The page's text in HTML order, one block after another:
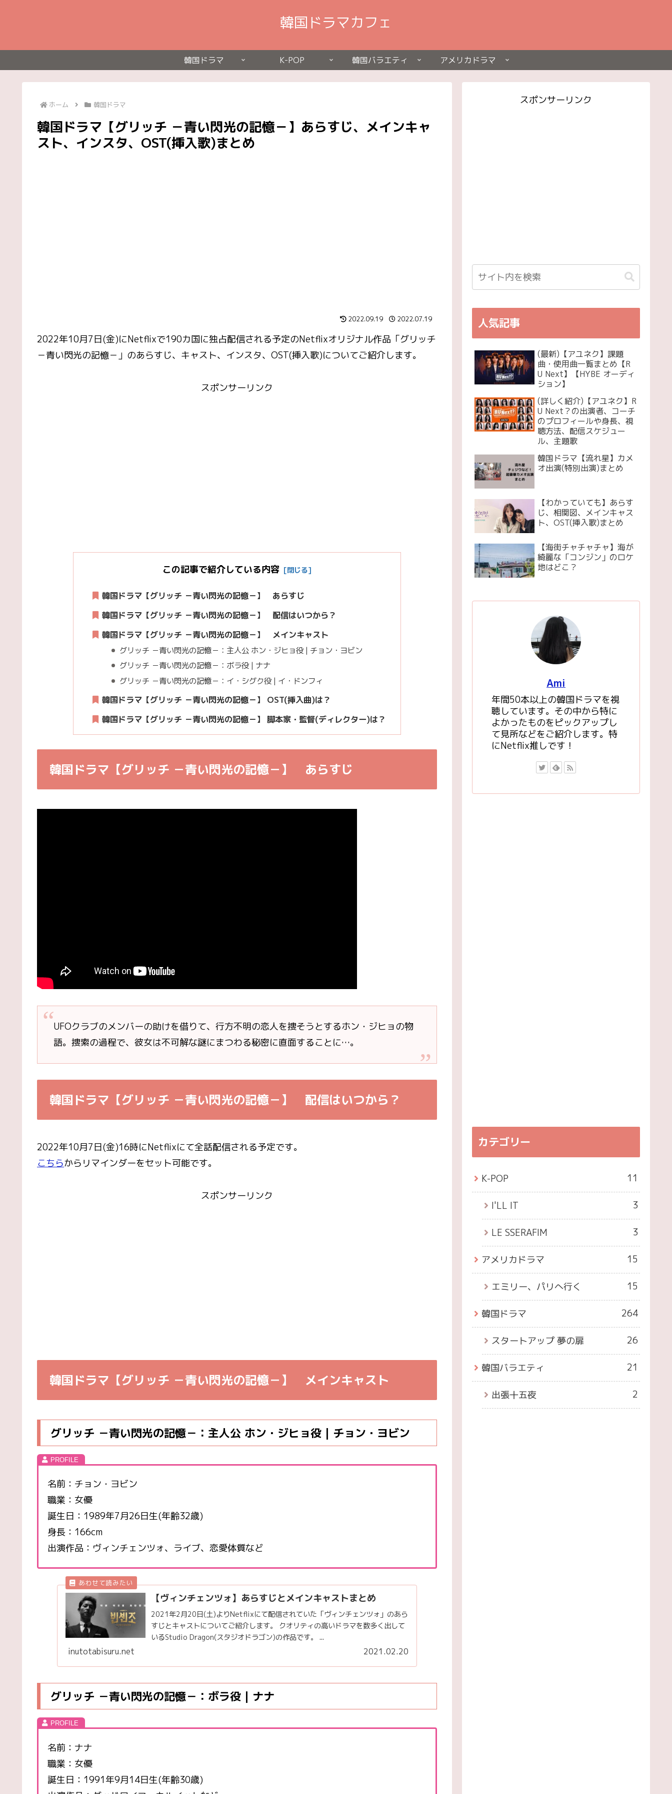
韓国ドラマカフェ
韓国ドラマ K-POP 韓国バラエティ アメリカドラマ
ホーム 韓国ドラマ
韓国ドラマ【グリッチ －青い閃光の記憶－】あらすじ、メインキャ
スト、インスタ、OST(挿入歌)まとめ
2022.09.19 2022.07.19
2022年10月7日(金)にNetflixで190カ国に独占配信される予定のNetflixオリジナル作品「グリッチ
－青い閃光の記憶－」のあらすじ、キャスト、インスタ、OST(挿入歌)についてご紹介します。
スポンサーリンク
この記事で紹介している内容
韓国ドラマ【グリッチ －青い閃光の記憶－】 あらすじ
韓国ドラマ【グリッチ －青い閃光の記憶－】 配信はいつから？
韓国ドラマ【グリッチ －青い閃光の記憶－】
メインキャスト
グリッチ －青い閃光の記憶－：主人公 ホン・ジヒョ役 | チョン・ヨビン
グリッチ －青い閃光の記憶－：ボラ役 | ナナ
グリッチ －青い閃光の記憶－：イ・シグク役 | イ・ドンフィ
韓国ドラマ【グリッチ －青い閃光の記憶－】 OST(挿入曲)は？
韓国ドラマ【グリッチ －青い閃光の記憶－】 脚本家・監督(ディレクター)は？
韓国ドラマ【グリッチ －青い閃光の記憶－】 あらすじ
UFOクラブのメンバーの助けを借りて、行方不明の恋人を捜そうとするホン・ジヒョの物
語。捜索の過程で、彼女は不可解な謎にまつわる秘密に直面することに…。
韓国ドラマ【グリッチ －青い閃光の記憶－】 配信はいつから？
2022年10月7日(金)16時にNetflixにて全話配信される予定です。
こちらからリマインダーをセット可能です。
スポンサーリンク
韓国ドラマ【グリッチ －青い閃光の記憶－】 メインキャスト
グリッチ －青い閃光の記憶－：主人公 ホン・ジヒョ役 | チョン・ヨビン
名前：チョン・ヨビン
職業：女優
誕生日：1989年7月26日生(年齢32歳)
身長：166cm
出演作品：ヴィンチェンツォ、ライブ、恋愛体質など
【ヴィンチェンツォ】あらすじとメインキャストまとめ
2021年2月20日(土)よりNetflixにて配信されていた「ヴィンチェンツォ」のあら
すじとキャストについてご紹介します。 クオリティの高いドラマを数多く出して
いるStudio Dragon(スタジオドラゴン)の作品です。 ...
inutotabisuru.net 2021.02.20
グリッチ －青い閃光の記憶－：ボラ役 | ナナ
名前：ナナ
職業：女優
誕生日：1991年9月14日生(年齢30歳)
スポンサーリンク
人気記事
(最新)【アユネク】課題
曲・使用曲一覧まとめ【R
U Next】【HYBE オーディ
ション】
(詳しく紹介)【アユネク】R
U Next？の出演者、コーチ
のプロフィールや身長、視
聴方法、配信スケジュー
ル、主題歌
韓国ドラマ【流れ星】カメ
オ出演(特別出演)まとめ
【わかっていても】あらす
じ、相関図、メインキャス
ト、OST(挿入歌)まとめ
【海街チャチャチャ】海が
綺麗な「コンジン」のロケ
地はどこ？
Ami
年間50本以上の韓国ドラマを視
聴しています。その中から特に
よかったものをピックアップし
て見所などをご紹介します。特
にNetflix推しです！
カテゴリー
K-POP 11
I'LL IT 3
LE SSERAFIM 3
アメリカドラマ 15
エミリー、パリへ行く 15
韓国ドラマ 264
スタートアップ 夢の扉 26
韓国バラエティ 21
出張十五夜 2